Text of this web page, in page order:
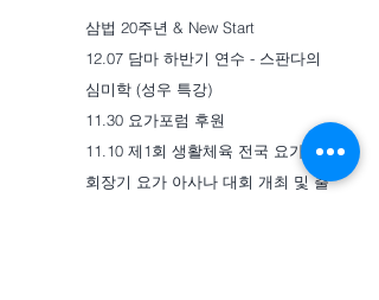
삼법 20주년 & New Start
12.07 담마 하반기 연수 - 스판다의
심미학 (성우 특강)
11.30 요가포럼 후원
11.10 제1회 생활체육 전국 요가연합
회장기 요가 아사나 대회 개최 및 출